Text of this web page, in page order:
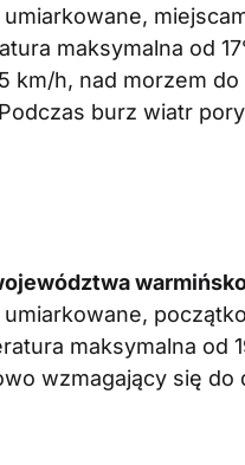
maksymalna od
km/h, nad morzem
burz wiatr
maksymalna od
wzmagający się